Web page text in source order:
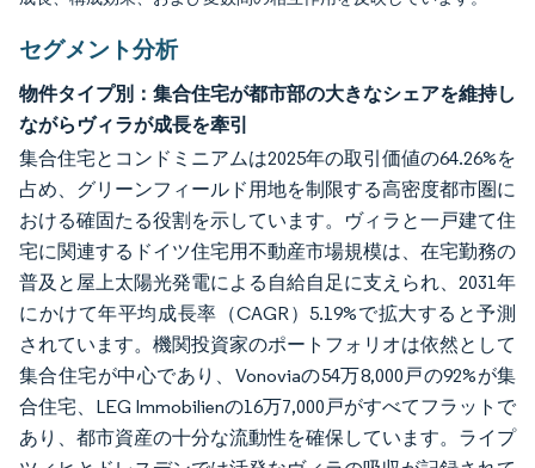
セグメント分析
物件タイプ別：集合住宅が都市部の大きなシェアを維持し
ながらヴィラが成長を牽引
集合住宅とコンドミニアムは2025年の取引価値の64.26%を
占め、グリーンフィールド用地を制限する高密度都市圏に
おける確固たる役割を示しています。ヴィラと一戸建て住
宅に関連するドイツ住宅用不動産市場規模は、在宅勤務の
普及と屋上太陽光発電による自給自足に支えられ、2031年
にかけて年平均成長率（CAGR）5.19%で拡大すると予測
されています。機関投資家のポートフォリオは依然として
集合住宅が中心であり、Vonoviaの54万8,000戸の92%が集
合住宅、LEG Immobilienの16万7,000戸がすべてフラットで
あり、都市資産の十分な流動性を確保しています。ライプ